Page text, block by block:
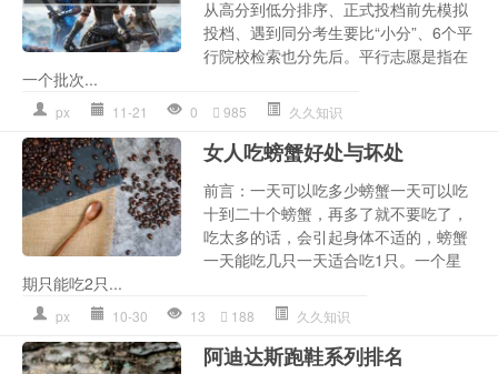
从高分到低分排序、正式投档前先模拟
投档、遇到同分考生要比“小分”、6个平
行院校检索也分先后。平行志愿是指在
一个批次...
px 11-21 0 985 久久知识
女人吃螃蟹好处与坏处
前言：一天可以吃多少螃蟹一天可以吃
十到二十个螃蟹，再多了就不要吃了，
吃太多的话，会引起身体不适的，螃蟹
一天能吃几只一天适合吃1只。一个星
期只能吃2只...
px 10-30 13 188 久久知识
阿迪达斯跑鞋系列排名